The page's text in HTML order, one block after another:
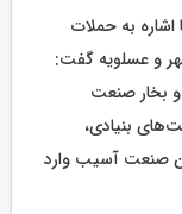
به حملات
و عسلویه گفت:
بخار صنعت
بنیادی،
صنعت آسیب وارد